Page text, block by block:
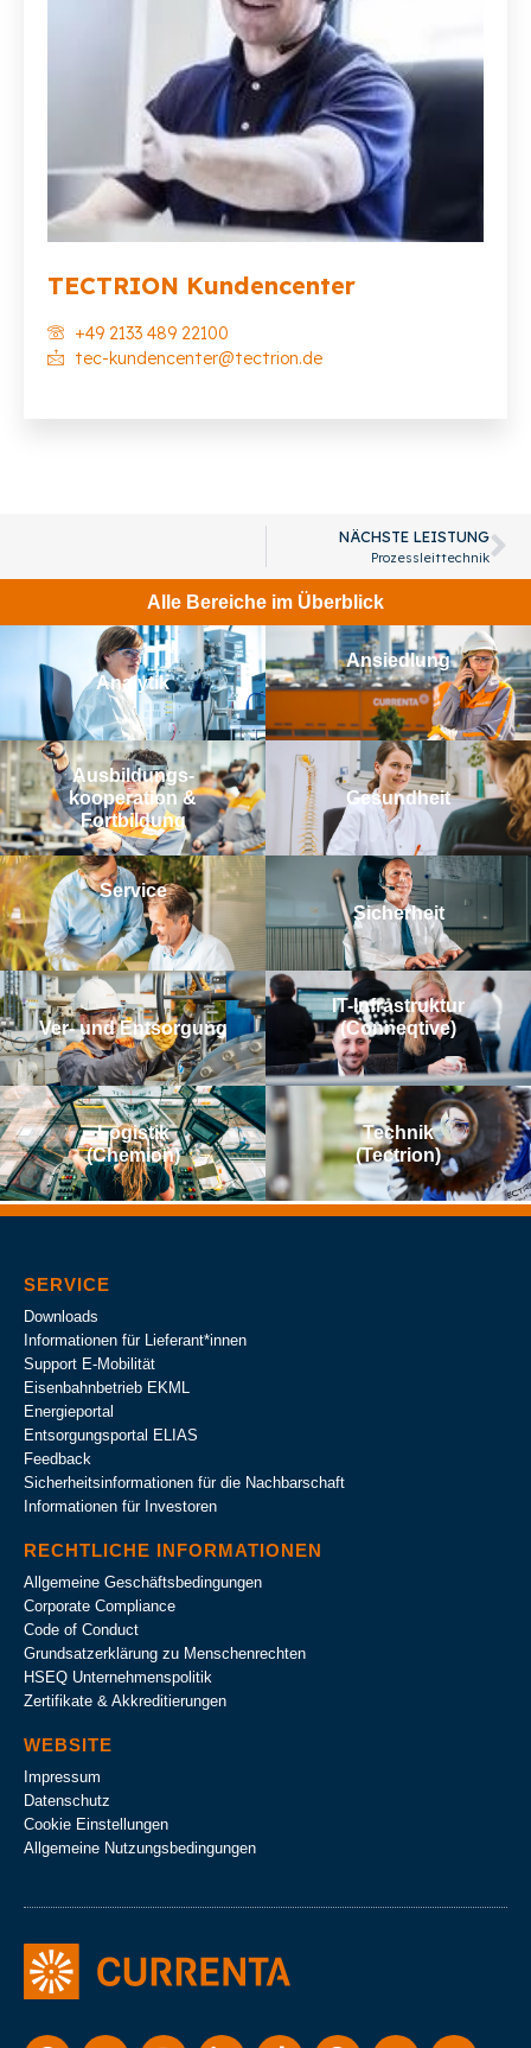
TECTRION Kundencenter
+49 2133 489 22100
tec-kundencenter@tectrion.de
NÄCHSTE LEISTUNG
Prozessleittechnik
Alle Bereiche im Überblick
Analytik
Ansiedlung
Aus­bildungs­­
kooperation &
Fortbildung
Gesundheit
Service
Sicherheit
Ver- und Entsorgung
IT-Infrastruktur
(Conneqtive)
Logistik
(Chemion)
Technik
(Tectrion)
SERVICE
Downloads
Informationen für Lieferant*innen
Support E-Mobilität
Eisenbahnbetrieb EKML
Energieportal
Entsorgungsportal ELIAS
Feedback
Sicherheitsinformationen für die Nachbarschaft
Informationen für Investoren
RECHTLICHE INFORMATIONEN
Allgemeine Geschäftsbedingungen
Corporate Compliance
Code of Conduct
Grundsatzerklärung zu Menschenrechten
HSEQ Unternehmens­politik
Zertifikate & Akkreditierungen
WEBSITE
Impressum
Datenschutz
Cookie Einstellungen
Allgemeine Nutzungsbedingungen